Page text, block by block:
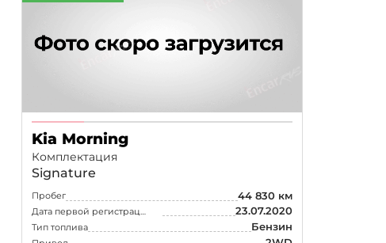
Kia Morning
Комплектация
Signature
Пробег 44 830 км
Дата первой регистрации 23.07.2020
Тип топлива Бензин